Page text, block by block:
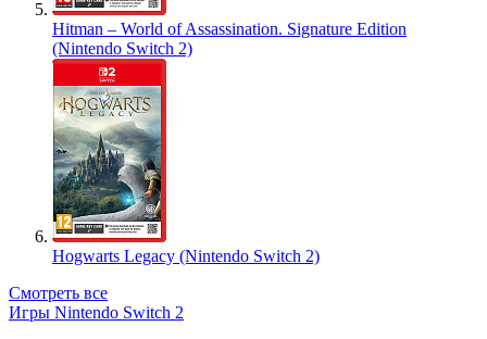
Hitman – World of Assassination. Signature Edition
(Nintendo Switch 2)
Hogwarts Legacy (Nintendo Switch 2)
Смотреть все
Игры Nintendo Switch 2